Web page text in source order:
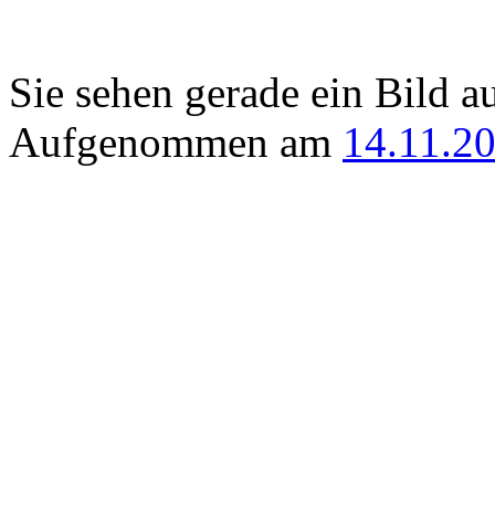
Sie sehen gerade ein Bild
Aufgenommen am